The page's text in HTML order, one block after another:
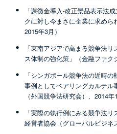
「課徴金導入-改正景品表示法
クに対し今まさに企業に求めら
2015年3月）
「東南アジアで高まる競争法
ス体制の強化策」（金融ファク
「シンガポール競争法の近時
事例としてベアリングカルテ
（外国競争法研究会）、2014年
「実際の執行例にみる競争法
経営者協会（グローバルビジネ